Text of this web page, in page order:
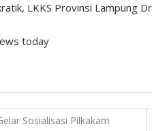
LKKS Provinsi Lampung
today
Sosialisasi Pilkakam